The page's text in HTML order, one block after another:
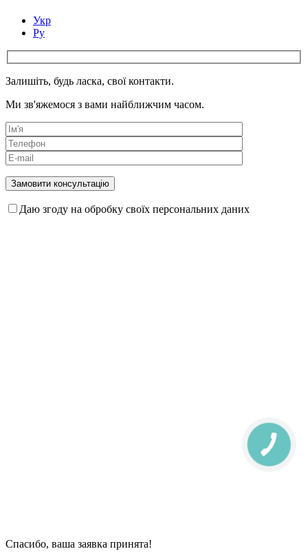
Укр
Ру
Залишіть, будь ласка, свої контакти.
Ми зв'яжемося з вами найближчим часом.
Даю згоду на обробку своїх персональних даних
Спасибо, ваша заявка принята!